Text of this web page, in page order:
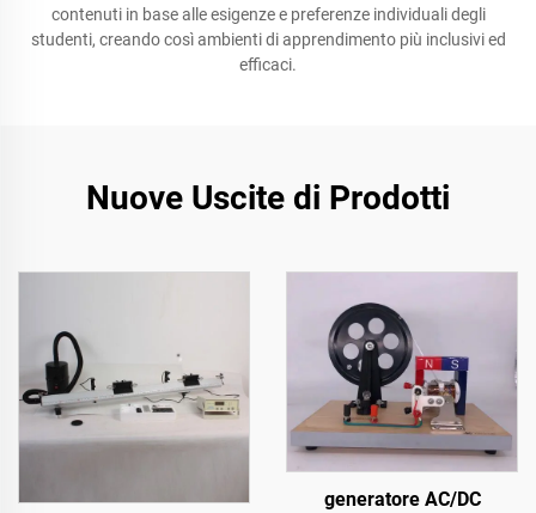
contenuti in base alle esigenze e preferenze individuali degli
studenti, creando così ambienti di apprendimento più inclusivi ed
efficaci.
Nuove Uscite di Prodotti
generatore AC/DC